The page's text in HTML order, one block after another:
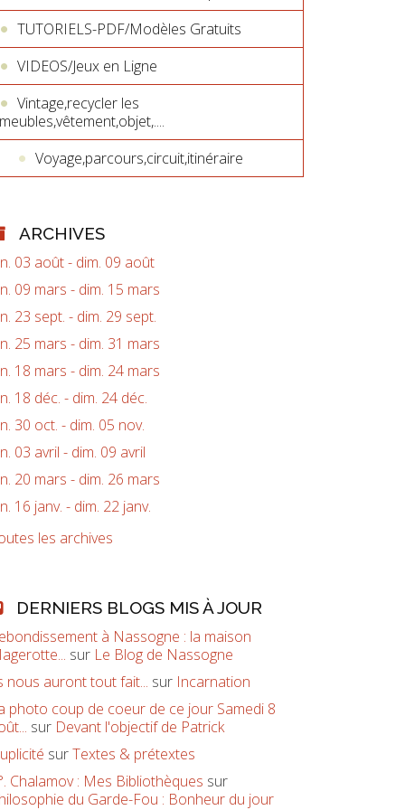
TUTORIELS-PDF/Modèles Gratuits
VIDEOS/Jeux en Ligne
Vintage,recycler les
meubles,vêtement,objet,....
Voyage,parcours,circuit,itinéraire
ARCHIVES
03 août - dim. 09 août
09 mars - dim. 15 mars
23 sept. - dim. 29 sept.
25 mars - dim. 31 mars
18 mars - dim. 24 mars
18 déc. - dim. 24 déc.
30 oct. - dim. 05 nov.
03 avril - dim. 09 avril
20 mars - dim. 26 mars
16 janv. - dim. 22 janv.
les archives
DERNIERS BLOGS MIS À JOUR
à Nassogne : la maison
sur Le Blog de Nassogne
nous auront tout fait... sur Incarnation
photo coup de coeur de ce jour Samedi 8
sur Devant l'objectif de Patrick
surTextes & prétextes
Chalamov : Mes Bibliothèques sur
du Garde-Fou : Bonheur du jour